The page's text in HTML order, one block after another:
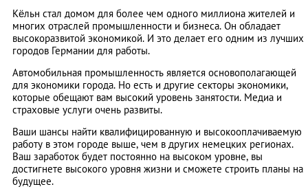
Кёльн стал домом для более чем одного миллиона жителей и
многих отраслей промышленности и бизнеса. Он обладает
высокоразвитой экономикой. И это делает его одним из лучших
городов Германии для работы.
Автомобильная промышленность является основополагающей
для экономики города. Но есть и другие секторы экономики,
которые обещают вам высокий уровень занятости. Медиа и
страховые услуги очень развиты.
Ваши шансы найти квалифицированную и высокооплачиваемую
работу в этом городе выше, чем в других немецких регионах.
Ваш заработок будет постоянно на высоком уровне, вы
достигнете высокого уровня жизни и сможете строить планы на
будущее.